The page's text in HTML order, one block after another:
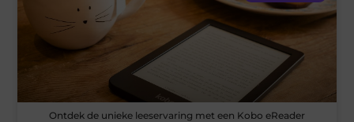
Ontdek de unieke leeservaring met een Kobo eReader